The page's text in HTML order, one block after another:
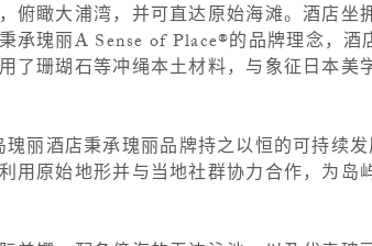
瞰大浦湾，并可直达原始海滩。酒店坐
承瑰丽A Sense of Place®的品牌理念，酒
了珊瑚石等冲绳本土材料，与象征日本美
丽酒店秉承瑰丽品牌持之以恒的可持续
用原始地形并与当地社群协力合作，为岛